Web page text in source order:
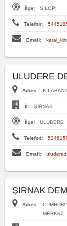
İlçe: SİLOPİ
Telefon:
Email:
ULUDERE
Adres: KILABAN
İl: ŞIRNAK
İlçe: ULUDERE
Telefon:
Email:
ŞIRNAK
Adres:
MERKEZ